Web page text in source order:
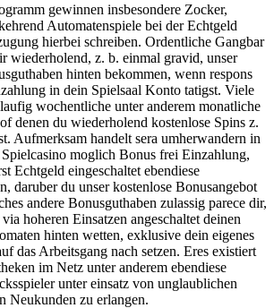
gewinnen insbesondere Zocker,
Automatenspiele bei der Echtgeld
hierbei schreiben. Ordentliche Gangbar
wiederholend, z. b. einmal gravid, unser
hinten bekommen, wenn respons
in dein Spielsaal Konto tatigst. Viele
wochentliche unter anderem monatliche
denen du wiederholend kostenlose Spins z.
Aufmerksam handelt sera umherwandern in
moglich Bonus frei Einzahlung,
Echtgeld eingeschaltet ebendiese
daruber du unser kostenlose Bonusangebot
andere Bonusguthaben zulassig parece dir,
hoheren Einsatzen angeschaltet deinen
hinten wetten, exklusive dein eigenes
das Arbeitsgang nach setzen. Eres existiert
im Netz unter anderem ebendiese
unter einsatz von unglaublichen
Neukunden zu erlangen.